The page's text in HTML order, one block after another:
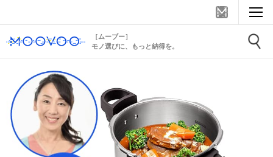
［ムーブー］
モノ選びに、もっと納得を。